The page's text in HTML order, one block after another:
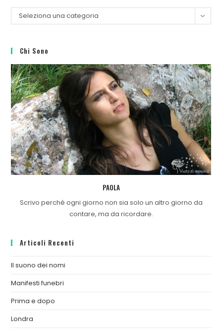
Categorie
Seleziona una categoria
Chi Sono
PAOLA
Scrivo perché ogni giorno non sia solo un altro giorno da
contare, ma da ricordare.
Articoli Recenti
Il suono dei nomi
Manifesti funebri
Prima e dopo
Londra